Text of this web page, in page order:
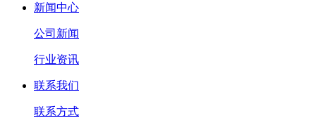
新闻中心
公司新闻
行业资讯
联系我们
联系方式